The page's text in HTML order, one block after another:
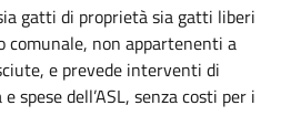
gatti di proprietà sia gatti liberi
non appartenenti a
e prevede interventi di
spese dell’ASL, senza costi per i